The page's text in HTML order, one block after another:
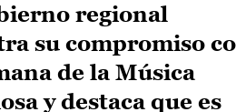
regional
su compromiso
de la Música
y destaca que es